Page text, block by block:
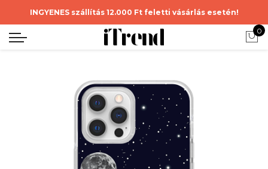
INGYENES szállítás 12.000 Ft feletti vásárlás esetén!
0